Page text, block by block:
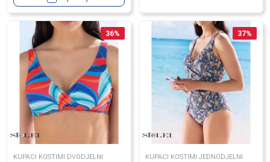
36%
KUPACI KOSTIMI DVODJELNI
37%
KUPACI KOSTIMI JEDNODJELNI